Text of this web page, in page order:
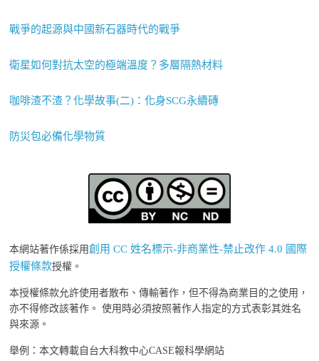
戰爭的起源與中國新石器時代的戰爭
衛星如何對抗太空的極端溫度？多層隔熱材料
咖啡渣不渣？化學故事(二)：化身SCG永續磚
防災包必備化學物質
本網站著作係採用創用 CC 姓名標示-非商業性-禁止改作 4.0 國際
授權條款授權。
本授權條款允許使用者散布、傳輸著作，但不得為商業目的之使用，
亦不得修改該著作。 使用時必須按照著作人指定的方式表彰其姓名
與來源。
舉例：本文轉載自台大科教中心CASE報科學網站